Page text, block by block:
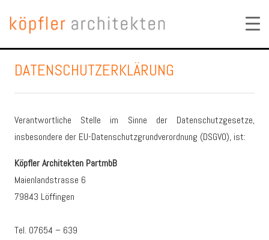
DATENSCHUTZERKLÄRUNG
Verantwortliche Stelle im Sinne der Datenschutzgesetze,
insbesondere der EU-Datenschutzgrundverordnung (DSGVO), ist:
Köpfler Architekten PartmbB
Maienlandstrasse 6
79843 Löffingen
Tel. 07654 – 639